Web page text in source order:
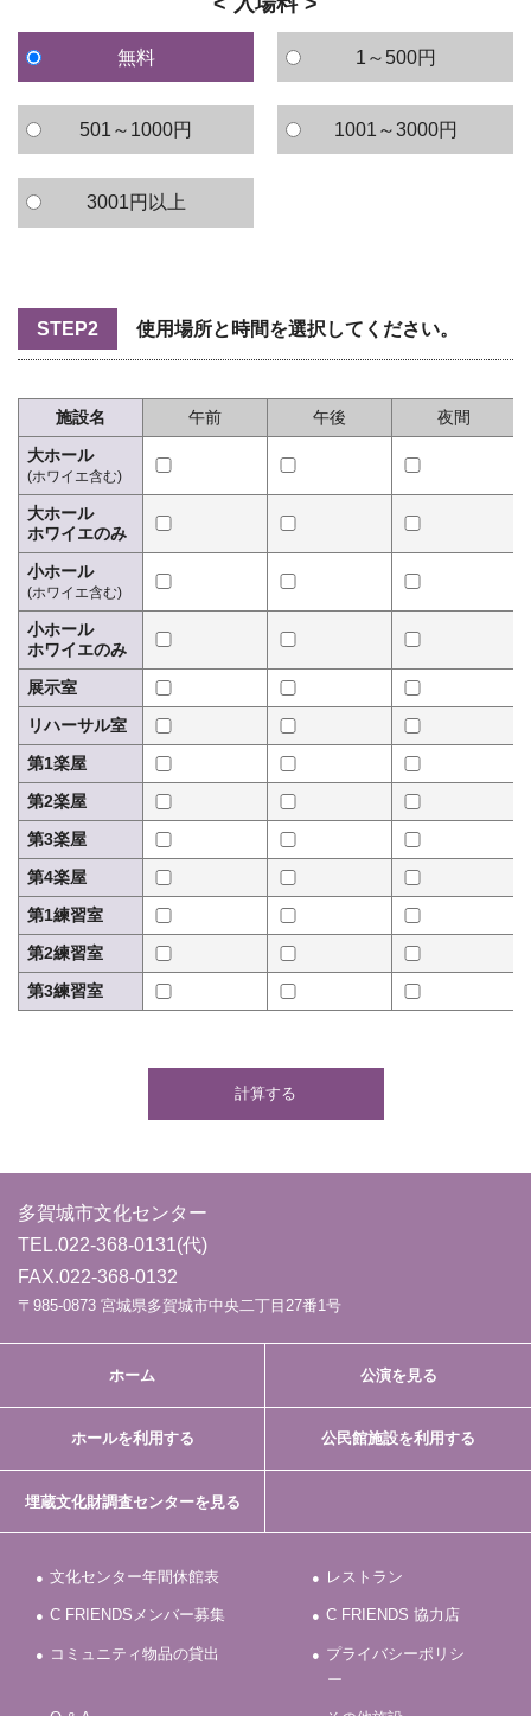
無料 1～500円
501～1000円 1001～3000円
3001円以上
STEP2 使用場所と時間を選択してください。
施設名 午前 午後
夜間
大ホール
(ホワイエ含む)
大ホール
ホワイエのみ
小ホール
(ホワイエ含む)
小ホール
ホワイエのみ
展示室
リハーサル室
第1楽屋
第2楽屋
第3楽屋
第4楽屋
第1練習室
第2練習室
第3練習室
多賀城市文化センター
TEL.022-368-0131(代)
FAX.022-368-0132
〒985-0873 宮城県多賀城市中央二丁目27番1号
ホーム 公演を見る
ホールを利用する 公民館施設を利用する
埋蔵文化財調査センターを見る
文化センター年間休館表 レストラン
C FRIENDSメンバー募集 C FRIENDS 協力店
コミュニティ物品の貸出
プライバシーポリシ
ー